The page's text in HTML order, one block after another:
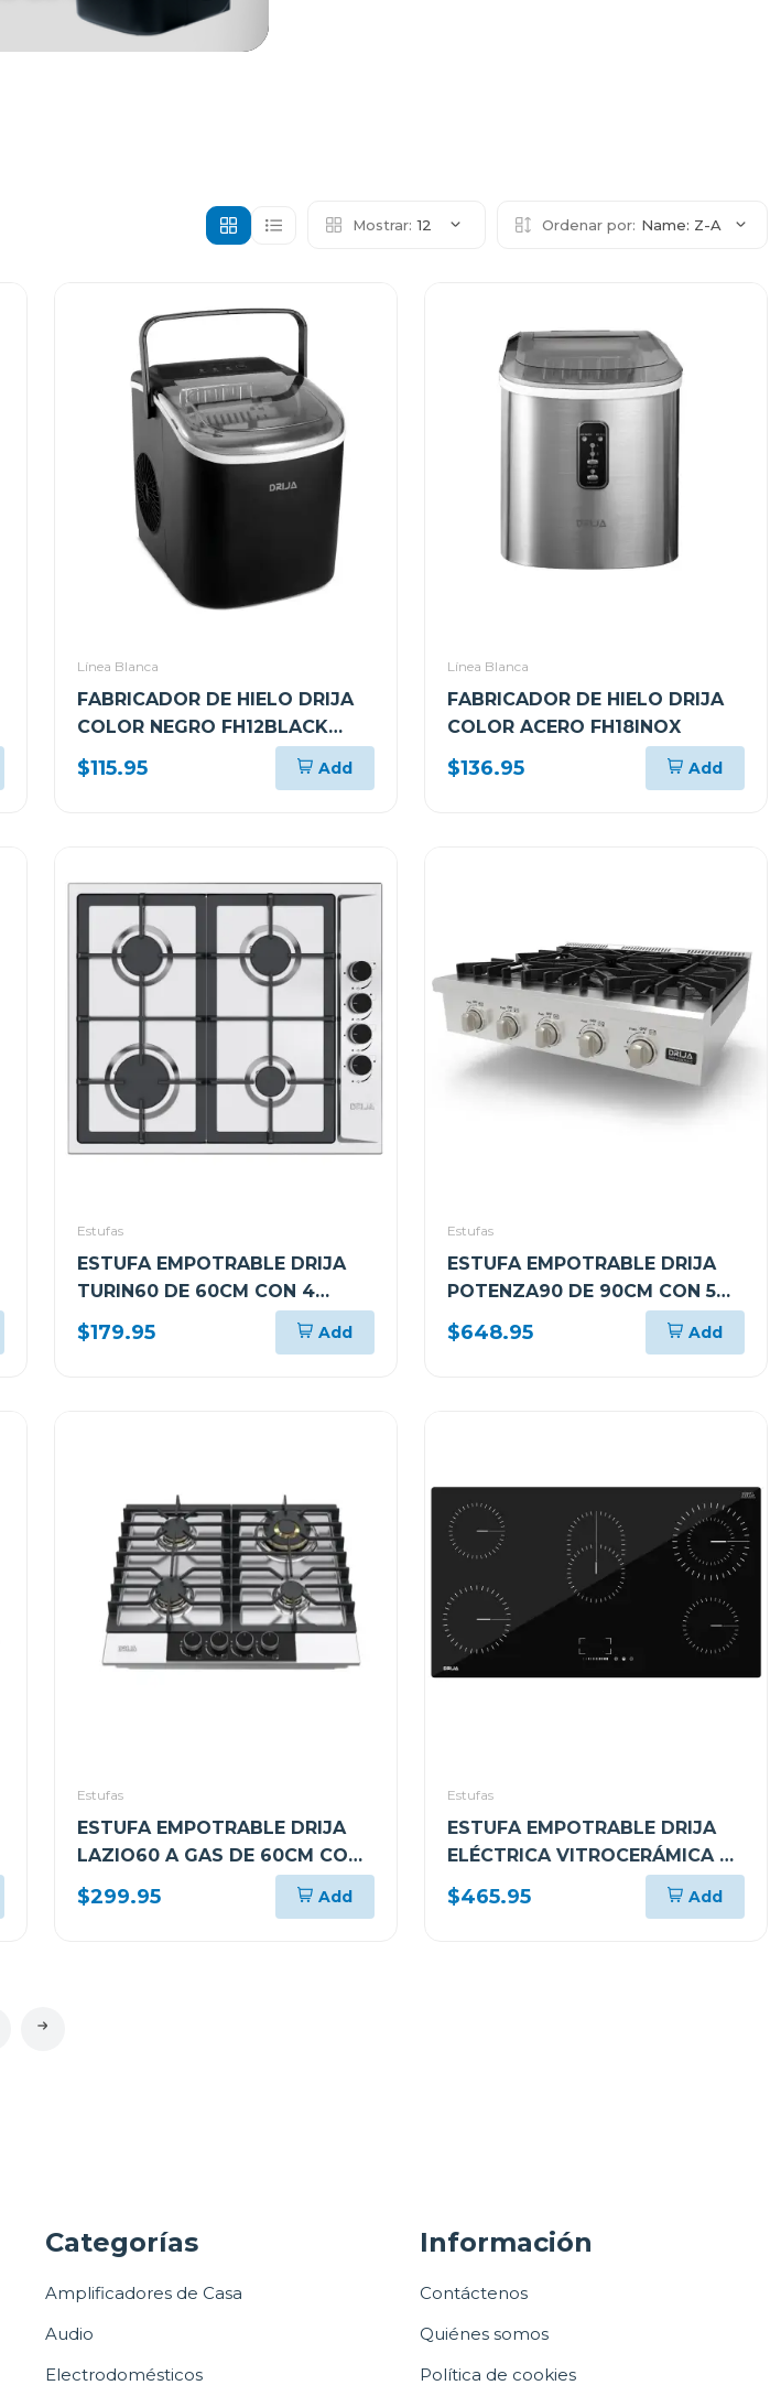
Mostrar: 12 Ordenar por: Name: Z-A
Línea Blanca
FABRICADOR DE HIELO DRIJA
COLOR NEGRO FH12BLACK
(ICEMAKER)
$115.95 Add
Línea Blanca
FABRICADOR DE HIELO DRIJA
COLOR ACERO FH18INOX
$136.95 Add
Estufas
ESTUFA EMPOTRABLE DRIJA
TURIN60 DE 60CM CON 4
QUEMADORES
$179.95 Add
Estufas
ESTUFA EMPOTRABLE DRIJA
POTENZA90 DE 90CM CON 5
QUEMADORES
$648.95 Add
Estufas
ESTUFA EMPOTRABLE DRIJA
LAZIO60 A GAS DE 60CM CON
4 QUEMADORES
$299.95 Add
Estufas
ESTUFA EMPOTRABLE DRIJA
ELÉCTRICA VITROCERÁMICA DE
5 QUEMADORES ALEMANIA90
$465.95 Add
Categorías
Amplificadores de Casa
Audio
Electrodomésticos
Información
Contáctenos
Quiénes somos
Política de cookies